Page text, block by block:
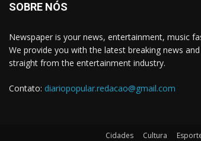
SOBRE NÓS
Newspaper is your news, entertainment, music
We provide you with the latest breaking news
straight from the entertainment industry.
Contato: diariopopular.redacao@gmail.com
Cidades Cultura